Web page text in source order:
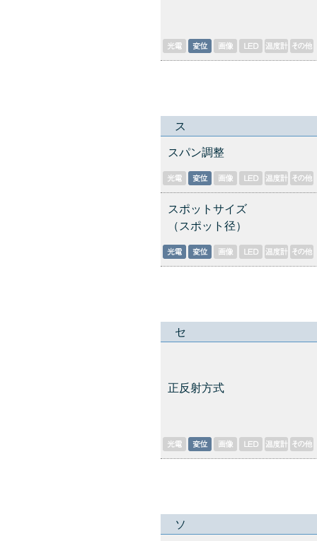
ス
スパン調整
スポットサイズ
（スポット径）
セ
正反射方式
ソ